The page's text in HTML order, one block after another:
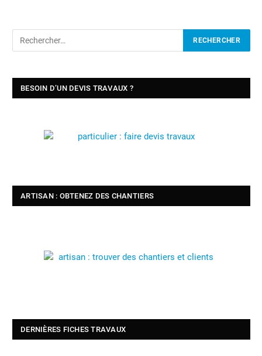
BESOIN D’UN DEVIS TRAVAUX ?
ARTISAN : OBTENEZ DES CHANTIERS
DERNIÈRES FICHES TRAVAUX